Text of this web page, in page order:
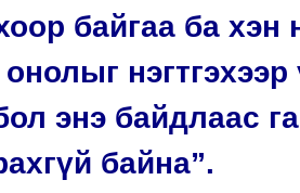
байгаа ба хэн
нэгтгэхээр
энэ байдлаас
байна”.